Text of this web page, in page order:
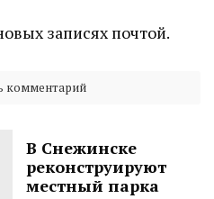
записях почтой.
В Снежинске
реконструируют
местный парка